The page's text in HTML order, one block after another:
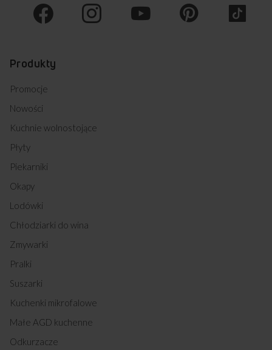
Produkty
Promocje
Nowości
Kuchnie wolnostojące
Płyty
Piekarniki
Okapy
Lodówki
Chłodziarki do wina
Zmywarki
Pralki
Suszarki
Kuchenki mikrofalowe
Małe AGD kuchenne
Odkurzacze